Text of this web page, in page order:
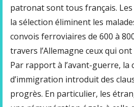
patronat sont tous français. Les
la sélection éliminent les
convois ferroviaires de 600 à
travers l’Allemagne ceux qui ont
Par rapport à l’avant-guerre, la
d’immigration introduit des
progrès. En particulier, les